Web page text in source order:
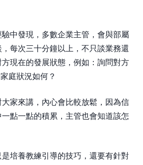
中發現，多數企業主管，會與部屬
每次三十分鐘以上，不只談業務還
現在的發展狀態，例如：詢問對方
庭狀況如何？
家來講，內心會比較放鬆，因為信
點一點的積累，主管也會知道該怎
培養教練引導的技巧，還要有針對